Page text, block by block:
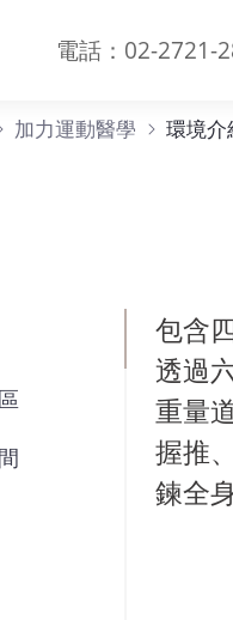
電話：02-2721-
加力運動醫學 環境介
包含
透過
重量
握推
鍊全